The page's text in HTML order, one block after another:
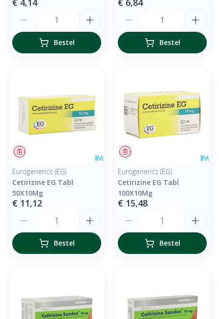
Bestel Bestel
Geneesmiddel
Eurogenerics (EG)
Cetirizine EG Tabl
50X10Mg
€ 11,12
Bestel
Geneesmiddel
Eurogenerics (EG)
Cetirizine EG Tabl
100X10Mg
€ 15,48
Bestel